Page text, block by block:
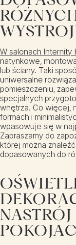
W salonach Internity
natynkowe,
lub ściany. Taki
uniwersalne
pomieszczeniu,
specjalnych
wnętrza. Co więcej,
formach i
wpasowuje się w
Zapraszamy do
której można
dopasowanych do